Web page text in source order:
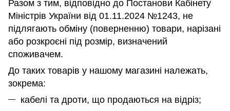
Разом з тим, відповідно до Постанови Кабінету
Міністрів України від 01.11.2024 №1243, не
підлягають обміну (поверненню) товари, нарізані
або розкроєні під розмір, визначений
споживачем.
До таких товарів у нашому магазині належать,
зокрема:
кабелі та дроти, що продаються на відріз;